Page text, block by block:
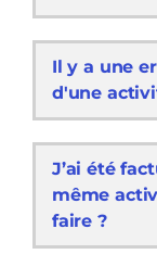
Il y a une
d'une
J’ai été
même
faire ?